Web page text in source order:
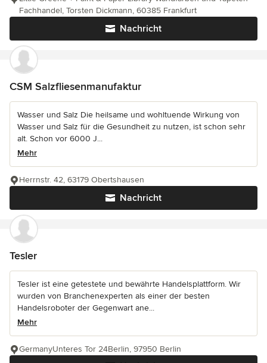
Nachricht
Fachhandel, Torsten Dickmann, 60385 Frankfurt
CSM Salzfliesenmanufaktur
Wasser und Salz Die heilsame und wohltuende Wirkung von
Wasser und Salz für die Gesundheit zu nutzen, ist schon sehr
alt. Schon vor 6000 J...
Mehr
Nachricht
Herrnstr. 42, 63179 Obertshausen
Tesler
Tesler ist eine getestete und bewährte Handelsplattform. Wir
wurden von Branchenexperten als einer der besten
Handelsroboter der Gegenwart ane...
Mehr
GermanyUnteres Tor 24Berlin, 97950 Berlin